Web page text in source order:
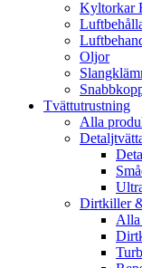
Kyltorkar
Oljor
Tvättutrustning
Alla
Dirtkiller
Alla